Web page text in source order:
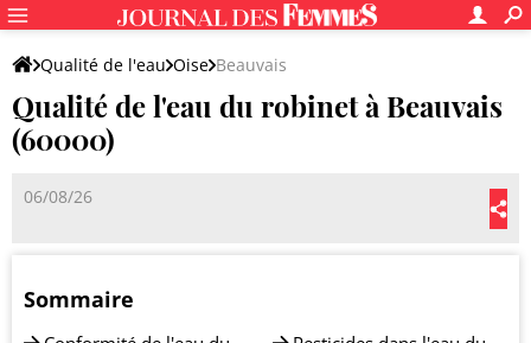
Qualité de l'eau Oise Beauvais
Qualité de l'eau du robinet à Beauvais
(60000)
06/08/26
Sommaire